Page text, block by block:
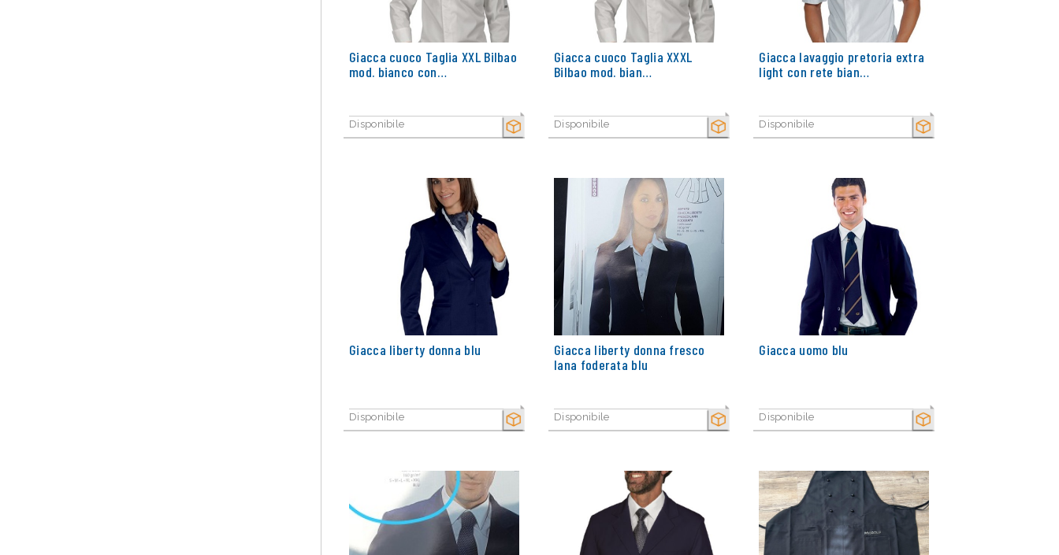
SECCO
Giacca cuoco Taglia XXL Bilbao
mod. bianco con…
Disponibile SECCO
Giacca cuoco Taglia XXXL
Bilbao mod. bian…
Disponibile SECCO
Giacca lavaggio pretoria extra
light con rete bian…
Disponibile
SECCO
Giacca liberty donna blu
Disponibile SECCO
Giacca liberty donna fresco
lana foderata blu
Disponibile SECCO
Giacca uomo blu
Disponibile